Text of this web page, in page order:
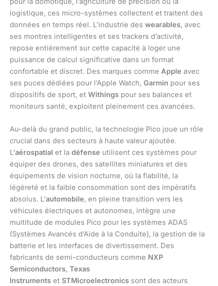
logistique, ces micro-systèmes collectent et traitent des
données en temps réel. L’industrie des wearables, avec
ses montres intelligentes et ses trackers d’activité,
repose entièrement sur cette capacité à loger une
puissance de calcul significative dans un format
confortable et discret. Des marques comme Apple avec
ses puces dédiées pour l’Apple Watch, Garmin pour ses
dispositifs de sport, et Withings pour ses balances et
moniteurs santé, exploitent pleinement ces avancées.
Au-delà du grand public, la technologie Pico joue un rôle
crucial dans des secteurs à haute valeur ajoutée.
L’aérospatial et la défense utilisent ces systèmes pour
équiper des drones, des satellites miniatures et des
équipements de vision nocturne, où la fiabilité, la
légèreté et la faible consommation sont des impératifs
absolus. L’automobile, en pleine transition vers les
véhicules électriques et autonomes, intègre une
multitude de modules Pico pour les systèmes ADAS
(Systèmes Avancés d’Aide à la Conduite), la gestion de la
batterie et les interfaces de divertissement. Des
fabricants de semi-conducteurs comme NXP
Semiconductors, Texas
Instruments et STMicroelectronics sont des acteurs